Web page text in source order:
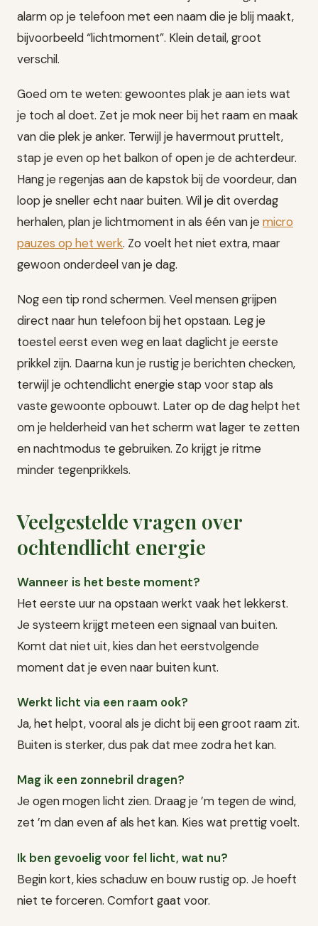
alarm op je telefoon met een naam die je blij maakt,
bijvoorbeeld “lichtmoment”. Klein detail, groot
verschil.
Goed om te weten: gewoontes plak je aan iets wat
je toch al doet. Zet je mok neer bij het raam en maak
van die plek je anker. Terwijl je havermout pruttelt,
stap je even op het balkon of open je de achterdeur.
Hang je regenjas aan de kapstok bij de voordeur, dan
loop je sneller echt naar buiten. Wil je dit overdag
herhalen, plan je lichtmoment in als één van jemicro
pauzes op het werk. Zo voelt het niet extra, maar
gewoon onderdeel van je dag.
Nog een tip rond schermen. Veel mensen grijpen
direct naar hun telefoon bij het opstaan. Leg je
toestel eerst even weg en laat daglicht je eerste
prikkel zijn. Daarna kun je rustig je berichten checken,
terwijl je ochtendlicht energie stap voor stap als
vaste gewoonte opbouwt. Later op de dag helpt het
om je helderheid van het scherm wat lager te zetten
en nachtmodus te gebruiken. Zo krijgt je ritme
minder tegenprikkels.
Veelgestelde vragen over
ochtendlicht energie
Wanneer is het beste moment?
Het eerste uur na opstaan werkt vaak het lekkerst.
Je systeem krijgt meteen een signaal van buiten.
Komt dat niet uit, kies dan het eerstvolgende
moment dat je even naar buiten kunt.
Werkt licht via een raam ook?
Ja, het helpt, vooral als je dicht bij een groot raam zit.
Buiten is sterker, dus pak dat mee zodra het kan.
Mag ik een zonnebril dragen?
Je ogen mogen licht zien. Draag je ’m tegen de wind,
zet ’m dan even af als het kan. Kies wat prettig voelt.
Ik ben gevoelig voor fel licht, wat nu?
Begin kort, kies schaduw en bouw rustig op. Je hoeft
niet te forceren. Comfort gaat voor.